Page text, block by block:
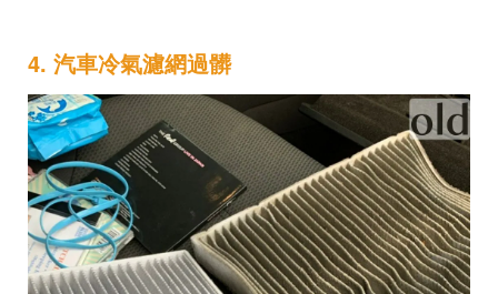
4. 汽車冷氣濾網過髒